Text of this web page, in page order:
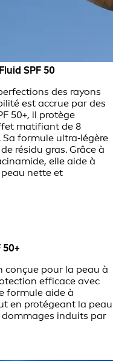
SPF 50
des rayons
est accrue par des
50+, il protège
matifiant de 8
formule ultra‑légère
résidu gras. Grâce à
elle aide à
nette et
50+
conçue pour la peau à
efficace avec
formule aide à
en protégeant la peau
induits par